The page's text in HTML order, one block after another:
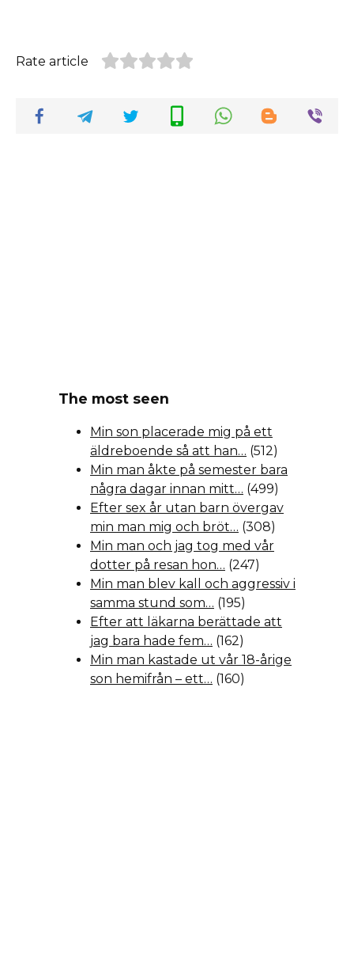
Rate article
The most seen
Min son placerade mig på ett
äldreboende så att han… (512)
Min man åkte på semester bara
några dagar innan mitt… (499)
Efter sex år utan barn övergav
min man mig och bröt… (308)
Min man och jag tog med vår
dotter på resan hon… (247)
Min man blev kall och aggressiv i
samma stund som… (195)
Efter att läkarna berättade att
jag bara hade fem… (162)
Min man kastade ut vår 18-årige
son hemifrån – ett… (160)